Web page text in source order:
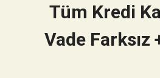
Tüm Kredi
Vade Farksız